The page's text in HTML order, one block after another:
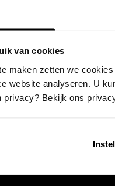
van cookies
maken zetten we
website analyseren. U
privacy? Bekijk ons